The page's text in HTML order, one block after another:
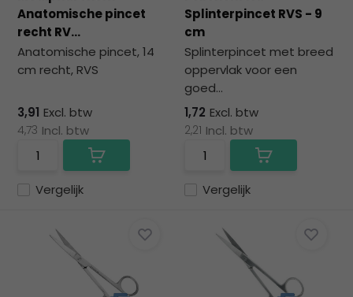
Anatomische pincet
recht RV...
Anatomische pincet, 14
cm recht, RVS
Vergelijk
3,91 Excl. btw
4,73 Incl. btw
Splinterpincet RVS - 9
cm
Splinterpincet met breed
oppervlak voor een
goed...
Vergelijk
1,72 Excl. btw
2,21 Incl. btw